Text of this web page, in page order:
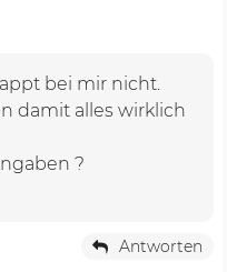
bei mir nicht.
damit alles wirklich
?
Antworten